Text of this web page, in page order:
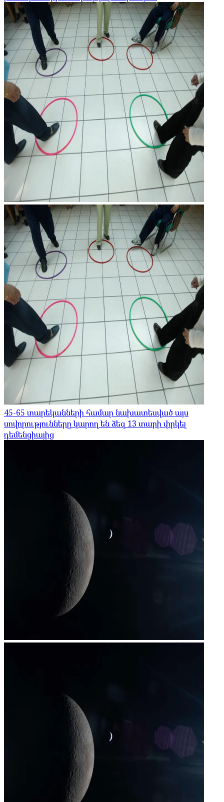
45-65 տարեկանների համար նախատեսված այս
սովորությունները կարող են ձեզ 13 տարի փրկել
դեմենցիայից